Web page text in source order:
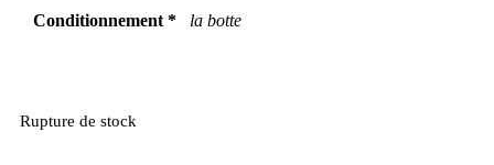
Conditionnement * la botte
Rupture de stock